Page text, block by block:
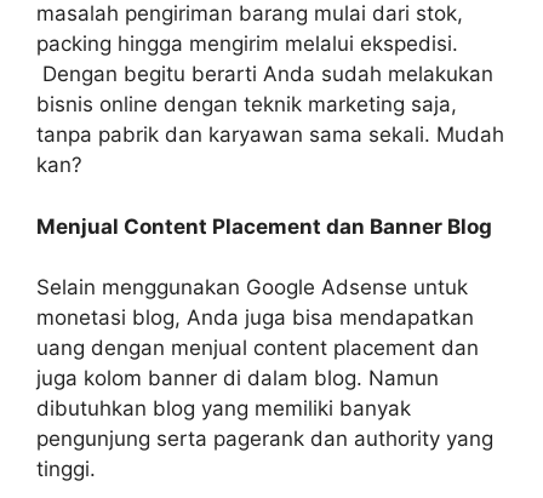
masalah pengiriman barang mulai dari stok,
packing hingga mengirim melalui ekspedisi.
Dengan begitu berarti Anda sudah melakukan
bisnis online dengan teknik marketing saja,
tanpa pabrik dan karyawan sama sekali. Mudah
kan?
Menjual Content Placement dan Banner Blog
Selain menggunakan Google Adsense untuk
monetasi blog, Anda juga bisa mendapatkan
uang dengan menjual content placement dan
juga kolom banner di dalam blog. Namun
dibutuhkan blog yang memiliki banyak
pengunjung serta pagerank dan authority yang
tinggi.